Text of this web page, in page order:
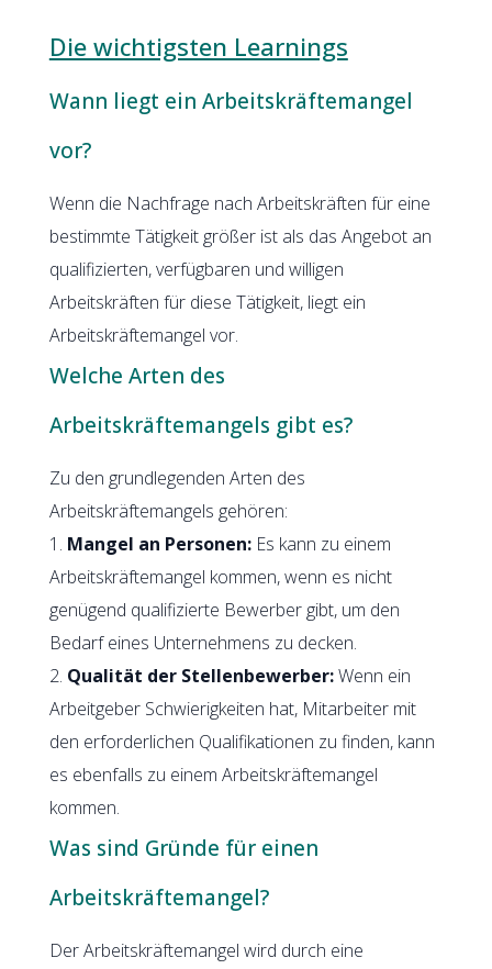
Die wichtigsten Learnings
Wann liegt ein Arbeitskräftemangel
vor?
Wenn die Nachfrage nach Arbeitskräften für eine
bestimmte Tätigkeit größer ist als das Angebot an
qualifizierten, verfügbaren und willigen
Arbeitskräften für diese Tätigkeit, liegt ein
Arbeitskräftemangel vor.
Welche Arten des
Arbeitskräftemangels gibt es?
Zu den grundlegenden Arten des
Arbeitskräftemangels gehören:
1. Mangel an Personen:Es kann zu einem
Arbeitskräftemangel kommen, wenn es nicht
genügend qualifizierte Bewerber gibt, um den
Bedarf eines Unternehmens zu decken.
2. Qualität der Stellenbewerber:Wenn ein
Arbeitgeber Schwierigkeiten hat, Mitarbeiter mit
den erforderlichen Qualifikationen zu finden, kann
es ebenfalls zu einem Arbeitskräftemangel
kommen.
Was sind Gründe für einen
Arbeitskräftemangel?
Der Arbeitskräftemangel wird durch eine